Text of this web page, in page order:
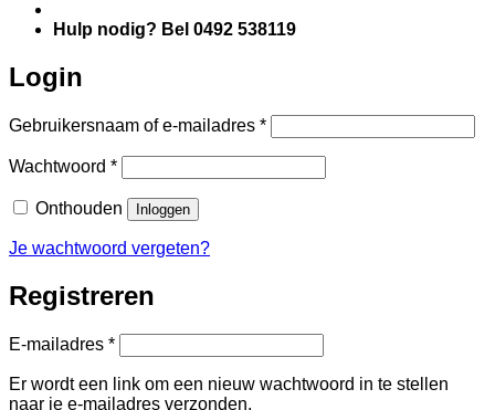
Hulp nodig? Bel 0492 538119
Login
Gebruikersnaam of e-mailadres *Vereist
Wachtwoord *Vereist
Onthouden Inloggen
Je wachtwoord vergeten?
Registreren
E-mailadres *Vereist
Er wordt een link om een nieuw wachtwoord in te stellen
naar je e-mailadres verzonden.